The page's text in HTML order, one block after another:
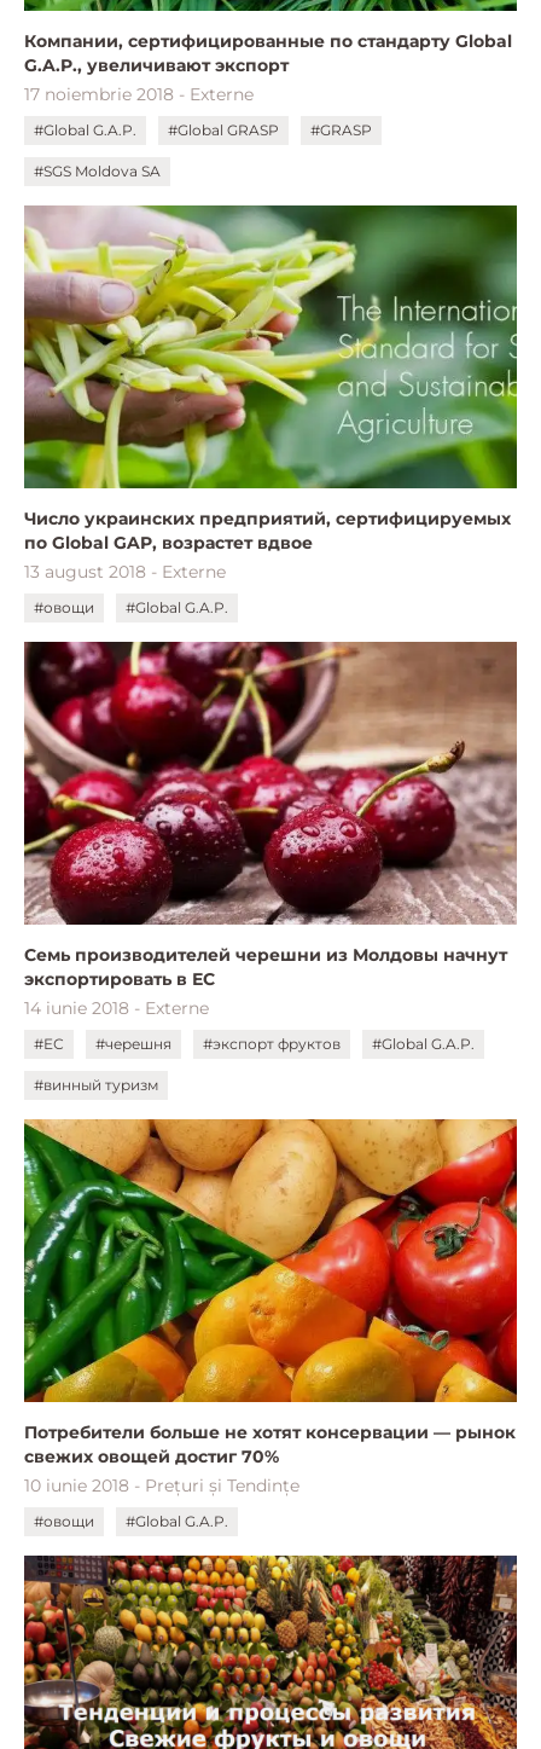
Компании, сертифицированные по стандарту Global
G.A.P., увеличивают экспорт
17 noiembrie 2018 - Externe
#Global G.A.P. #Global GRASP #GRASP
#SGS Moldova SA
Число украинских предприятий, сертифицируемых
по Global GAP, возрастет вдвое
13 august 2018 - Externe
#овощи #Global G.A.P.
Семь производителей черешни из Молдовы начнут
экспортировать в ЕС
14 iunie 2018 - Externe
#ЕС #черешня #экспорт фруктов #Global G.A.P.
#винный туризм
Потребители больше не хотят консервации — рынок
свежих овощей достиг 70%
10 iunie 2018 - Prețuri și Tendințe
#овощи #Global G.A.P.